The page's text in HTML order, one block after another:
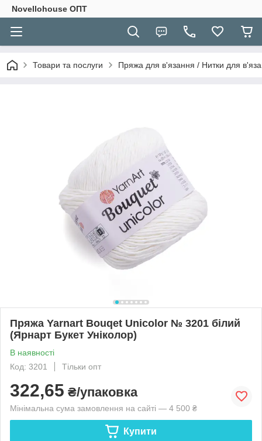
Novellohouse ОПТ
Товари та послуги Пряжа для в'язання / Нитки для
Пряжа Yarnart Bouqet Unicolor № 3201 білий
(Ярнарт Букет Уніколор)
В наявності
Код: 3201
Тільки опт
322,65 ₴/упаковка
Мінімальна сума замовлення на сайті — 4 500 ₴
Купити